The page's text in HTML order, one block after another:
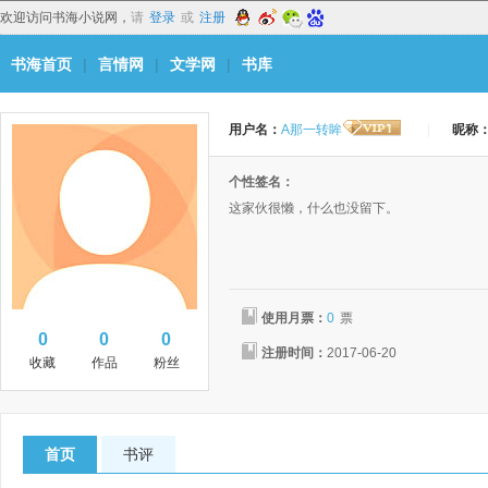
欢迎访问书海小说网， 请 登录 或 注册
书海首页 | 言情网 | 文学网 | 书库
0
收藏
0
作品
0
粉丝
用户名： A那一转眸 昵称
个性签名：
这家伙很懒，什么也没留下。
使用月票： 0 票
注册时间： 2017-06-20
首页 书评